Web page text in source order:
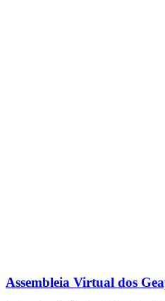
Assembleia Virtual dos